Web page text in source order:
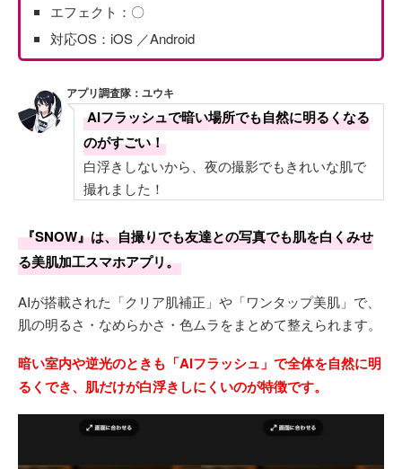
エフェクト：〇
対応OS：iOS ／Android
アプリ調査隊：ユウキ
AIフラッシュで暗い場所でも自然に明るくなる
のがすごい！
白浮きしないから、夜の撮影でもきれいな肌で
撮れました！
『SNOW』は、自撮りでも友達との写真でも肌を白くみせ
る美肌加工スマホアプリ。
AIが搭載された「クリア肌補正」や「ワンタップ美肌」で、
肌の明るさ・なめらかさ・色ムラをまとめて整えられます。
暗い室内や逆光のときも「AIフラッシュ」で全体を自然に明
るくでき、肌だけが白浮きしにくいのが特徴です。